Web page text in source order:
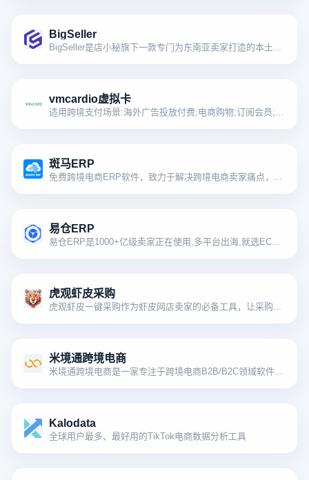
BigSeller
vmcardio虚拟卡
斑马ERP
易仓ERP
虎观虾皮采购
米境通跨境电商
Kalodata
全球用户最多、最好用的TikTok电商数据分析工具